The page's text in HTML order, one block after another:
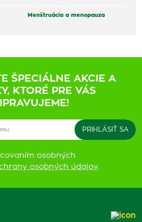
Menštruácia a menopauza
ŠPECIÁLNE AKCIE A
KTORÉ PRE VÁS
osobných
osobných údajov.